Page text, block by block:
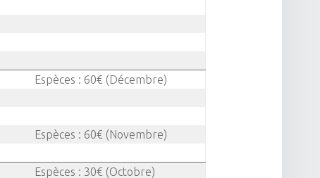
Espèces : 60€ (Décembre)
Espèces : 60€ (Novembre)
Espèces : 30€ (Octobre)